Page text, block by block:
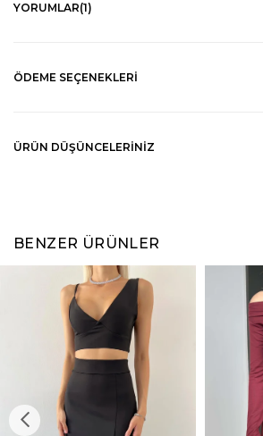
YORUMLAR(1)
ÖDEME SEÇENEKLERI
ÜRÜN DÜŞÜNCELERINIZ
BENZER ÜRÜNLER